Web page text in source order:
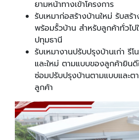
ยามหน้าทางเข้าโครงการ
รับเหมาก่อสร้างบ้านใหม่ รับสร้
พร้อมรั้วบ้าน สำหรับลูกค้าทั่วไ
ปทุมธานี
รับเหมางานปรับปรุงบ้านเก่า รีโ
และใหม่ ตามแบบของลูกค้ายินดี
ซ่อมปรับปรุงบ้านตามแบบและ
ลูกค้า